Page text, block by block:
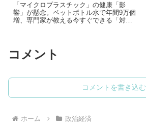
「マイクロプラスチック」の健康「影
響」が懸念。ペットボトル水で年間9万個
増、専門家が教える今すぐできる「対
コメント
コメントを書き込む
ホーム 政治経済